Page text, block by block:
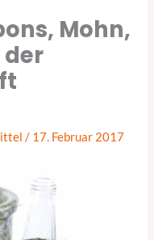
Mohn,
der
/ 17. Februar 2017